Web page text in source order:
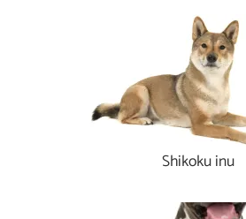
Shikoku inu